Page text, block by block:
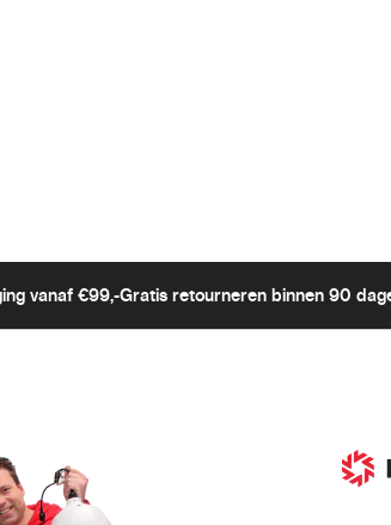
vanaf €99,-Gratis retourneren binnen 90